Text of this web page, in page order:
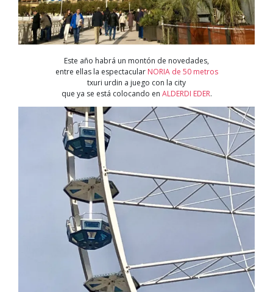
Este año habrá un montón de novedades,
entre ellas la espectacular NORIA de 50 metros
txuri urdin a juego con la city
que ya se está colocando en ALDERDI EDER.